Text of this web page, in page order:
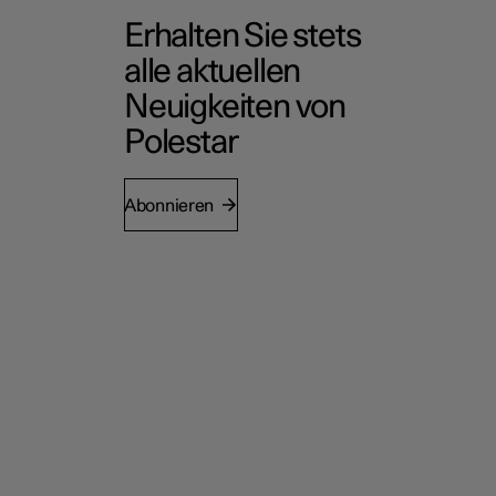
Erhalten Sie stets
alle aktuellen
Neuigkeiten von
Polestar
Abonnieren